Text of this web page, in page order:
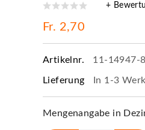
+
Fr. 2,70
Artikelnr. 11-14947-
Lieferung In 1-3
Mengenangabe in